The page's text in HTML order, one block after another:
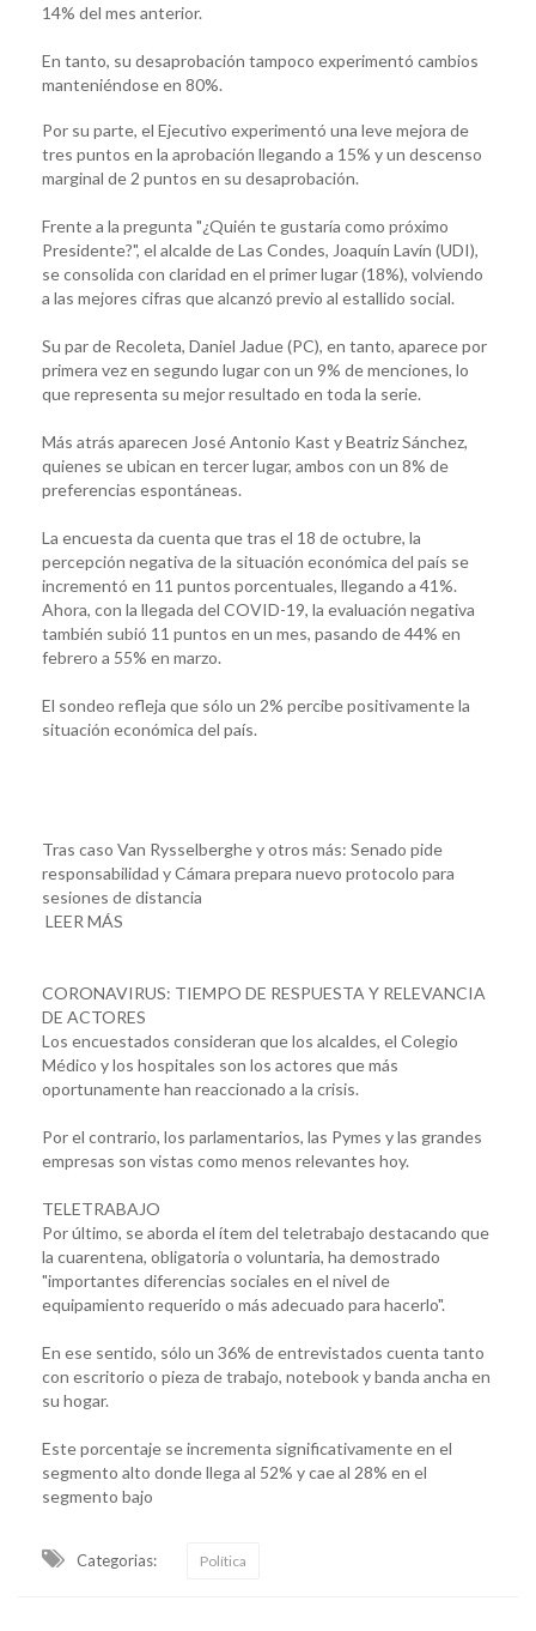
14% del mes anterior.
En tanto, su desaprobación tampoco experimentó cambios
manteniéndose en 80%.
Por su parte, el Ejecutivo experimentó una leve mejora de
tres puntos en la aprobación llegando a 15% y un descenso
marginal de 2 puntos en su desaprobación.
Frente a la pregunta "¿Quién te gustaría como próximo
Presidente?", el alcalde de Las Condes, Joaquín Lavín (UDI),
se consolida con claridad en el primer lugar (18%), volviendo
a las mejores cifras que alcanzó previo al estallido social.
Su par de Recoleta, Daniel Jadue (PC), en tanto, aparece por
primera vez en segundo lugar con un 9% de menciones, lo
que representa su mejor resultado en toda la serie.
Más atrás aparecen José Antonio Kast y Beatriz Sánchez,
quienes se ubican en tercer lugar, ambos con un 8% de
preferencias espontáneas.
La encuesta da cuenta que tras el 18 de octubre, la
percepción negativa de la situación económica del país se
incrementó en 11 puntos porcentuales, llegando a 41%.
Ahora, con la llegada del COVID-19, la evaluación negativa
también subió 11 puntos en un mes, pasando de 44% en
febrero a 55% en marzo.
El sondeo refleja que sólo un 2% percibe positivamente la
situación económica del país.
Tras caso Van Rysselberghe y otros más: Senado pide
responsabilidad y Cámara prepara nuevo protocolo para
sesiones de distancia
LEER MÁS
CORONAVIRUS: TIEMPO DE RESPUESTA Y RELEVANCIA
DE ACTORES
Los encuestados consideran que los alcaldes, el Colegio
Médico y los hospitales son los actores que más
oportunamente han reaccionado a la crisis.
Por el contrario, los parlamentarios, las Pymes y las grandes
empresas son vistas como menos relevantes hoy.
TELETRABAJO
Por último, se aborda el ítem del teletrabajo destacando que
la cuarentena, obligatoria o voluntaria, ha demostrado
"importantes diferencias sociales en el nivel de
equipamiento requerido o más adecuado para hacerlo".
En ese sentido, sólo un 36% de entrevistados cuenta tanto
con escritorio o pieza de trabajo, notebook y banda ancha en
su hogar.
Este porcentaje se incrementa significativamente en el
segmento alto donde llega al 52% y cae al 28% en el
segmento bajo
Categorias: Política